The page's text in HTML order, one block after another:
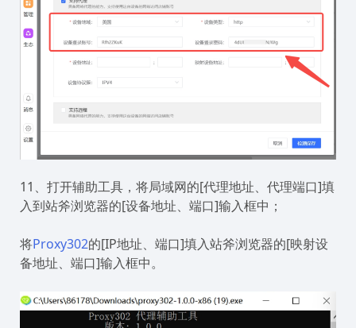
11、打开辅助工具，将局域网的[代理地址、代理端口]填
入到站斧浏览器的[设备地址、端口]输入框中；
将Proxy302的[IP地址、端口]填入站斧浏览器的[映射设
备地址、端口]输入框中。